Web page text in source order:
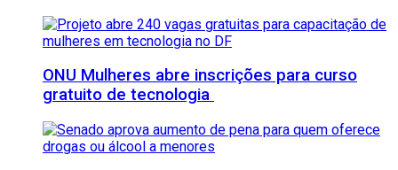
ONU Mulheres abre inscrições para curso
gratuito de tecnologia